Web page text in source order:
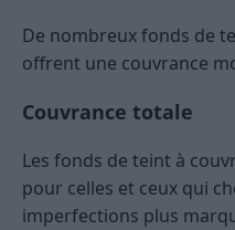
De nombreux fonds de
offrent une couvrance
Couvrance totale
Les fonds de teint à
pour celles et ceux qui
imperfections plus